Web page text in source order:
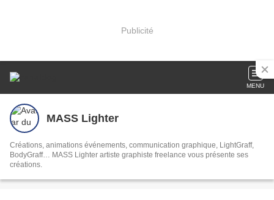
Publicité
MENU
MASS Lighter
Créations, animations événements, communication graphique, LightGraff,
BodyGraff… MASS Lighter artiste graphiste freelance vous présente ses
créations.